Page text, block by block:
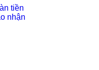
tiền
nhận